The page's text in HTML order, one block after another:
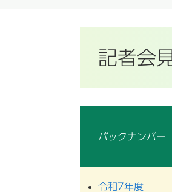
記者会
バックナンバー
令和7年度